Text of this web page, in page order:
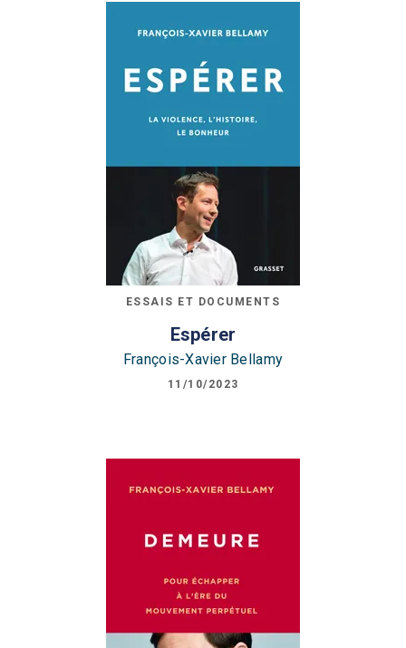
ESSAIS ET DOCUMENTS
Espérer
François-Xavier Bellamy
11/10/2023